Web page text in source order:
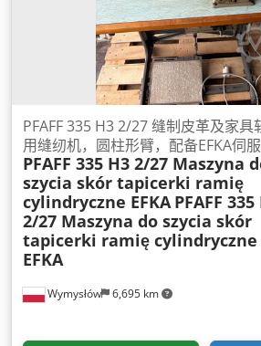
Wymysłów 6,695 km
PFAFF 335 H3 2/27 缝制皮革及家具
用缝纫机，圆柱形臂，配备EFKA伺
PFAFF 335 H3 2/27 Maszyna
szycia skór tapicerki ramię
cylindryczne EFKA PFAFF 335
2/27 Maszyna do szycia skór
tapicerki ramię cylindryczne
EFKA